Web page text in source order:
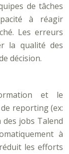
de tâches
à réagir
Les erreurs
la qualité des
décision.
et le
reporting (ex:
des jobs Talend
à
les efforts